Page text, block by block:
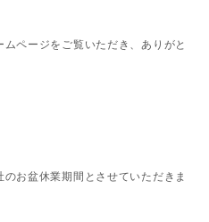
ページをご覧いただき、ありがと
お盆休業期間とさせていただきま